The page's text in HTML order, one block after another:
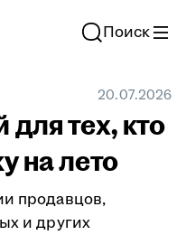
Поиск
20.07.2026
тех, кто
на лето
продавцов,
и других